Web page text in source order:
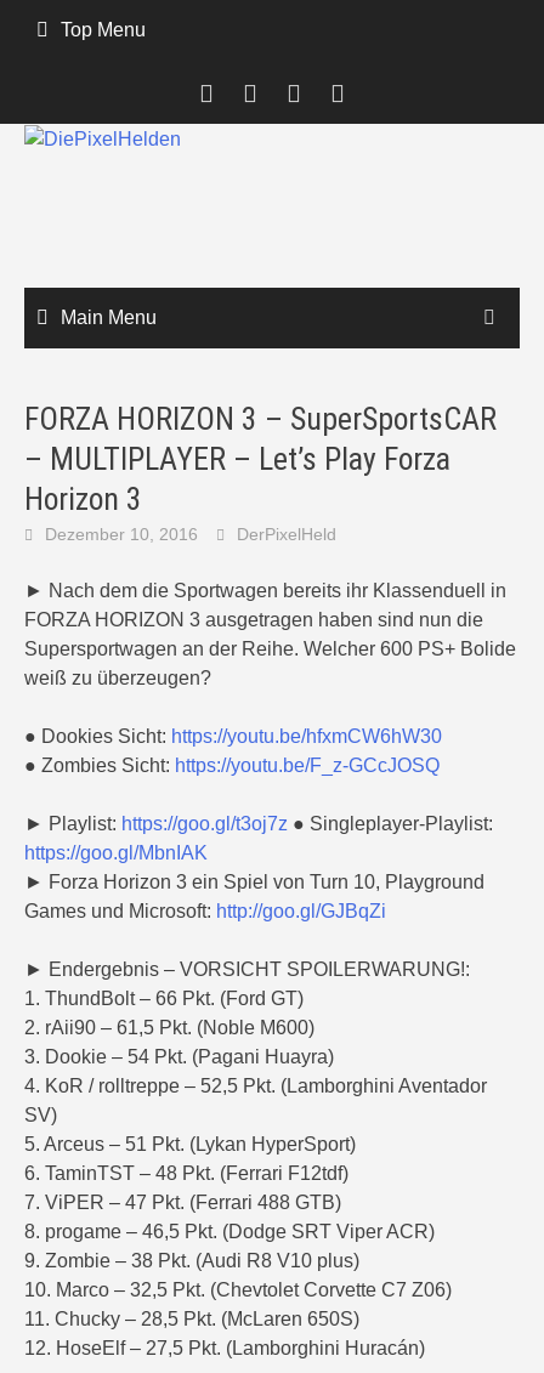
Top Menu
Main Menu
FORZA HORIZON 3 – SuperSportsCAR
– MULTIPLAYER – Let’s Play Forza
Horizon 3
Dezember 10, 2016 DerPixelHeld
► Nach dem die Sportwagen bereits ihr Klassenduell in
FORZA HORIZON 3 ausgetragen haben sind nun die
Supersportwagen an der Reihe. Welcher 600 PS+ Bolide
weiß zu überzeugen?
● Dookies Sicht: https://youtu.be/hfxmCW6hW30
● Zombies Sicht: https://youtu.be/F_z-GCcJOSQ
► Playlist: https://goo.gl/t3oj7z ● Singleplayer-Playlist:
https://goo.gl/MbnIAK
► Forza Horizon 3 ein Spiel von Turn 10, Playground
Games und Microsoft: http://goo.gl/GJBqZi
► Endergebnis – VORSICHT SPOILERWARUNG!:
1. ThundBolt – 66 Pkt. (Ford GT)
2. rAii90 – 61,5 Pkt. (Noble M600)
3. Dookie – 54 Pkt. (Pagani Huayra)
4. KoR / rolltreppe – 52,5 Pkt. (Lamborghini Aventador
SV)
5. Arceus – 51 Pkt. (Lykan HyperSport)
6. TaminTST – 48 Pkt. (Ferrari F12tdf)
7. ViPER – 47 Pkt. (Ferrari 488 GTB)
8. progame – 46,5 Pkt. (Dodge SRT Viper ACR)
9. Zombie – 38 Pkt. (Audi R8 V10 plus)
10. Marco – 32,5 Pkt. (Chevtolet Corvette C7 Z06)
11. Chucky – 28,5 Pkt. (McLaren 650S)
12. HoseElf – 27,5 Pkt. (Lamborghini Huracán)